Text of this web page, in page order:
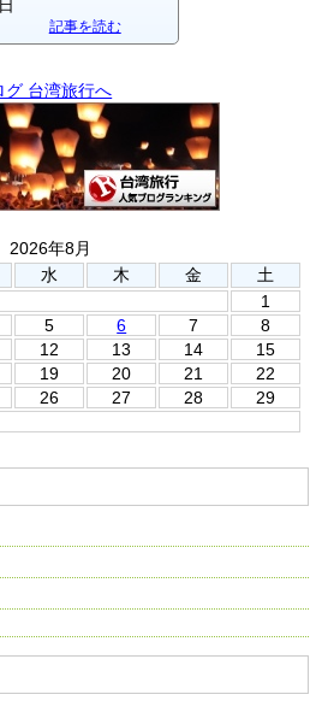
日
記事を読む
2026年8月
水 木 金
土
1
5 6 7
8
12 13 14
15
19 20 21
22
26 27 28
29